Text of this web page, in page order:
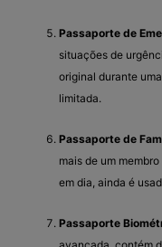
Passaporte de
situações de
original durante
limitada.
Passaporte de
mais de um
em dia, ainda é
Passaporte